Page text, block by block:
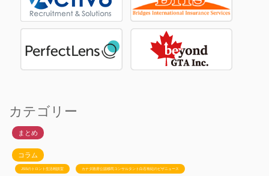
カテゴリー
まとめ
コラム
JSSのトロント生活相談室 カナダ政府公認移民コンサルタント白石有紀のビザニュース